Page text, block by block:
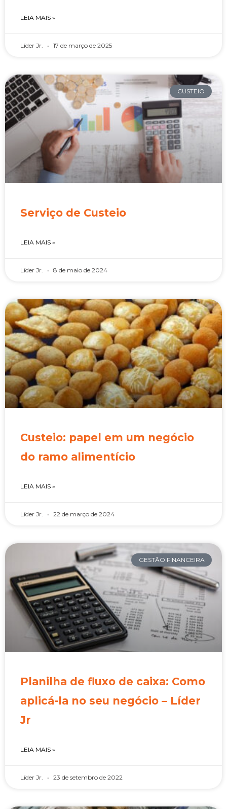
LEIA MAIS »
Líder Jr. 17 de março de 2025
CUSTEIO
Serviço de Custeio
LEIA MAIS »
Líder Jr. 8 de maio de 2024
Custeio: papel em um negócio
do ramo alimentício
LEIA MAIS »
Líder Jr. 22 de março de 2024
GESTÃO FINANCEIRA
Planilha de fluxo de caixa: Como
aplicá-la no seu negócio – Líder
Jr
LEIA MAIS »
Líder Jr. 23 de setembro de 2022